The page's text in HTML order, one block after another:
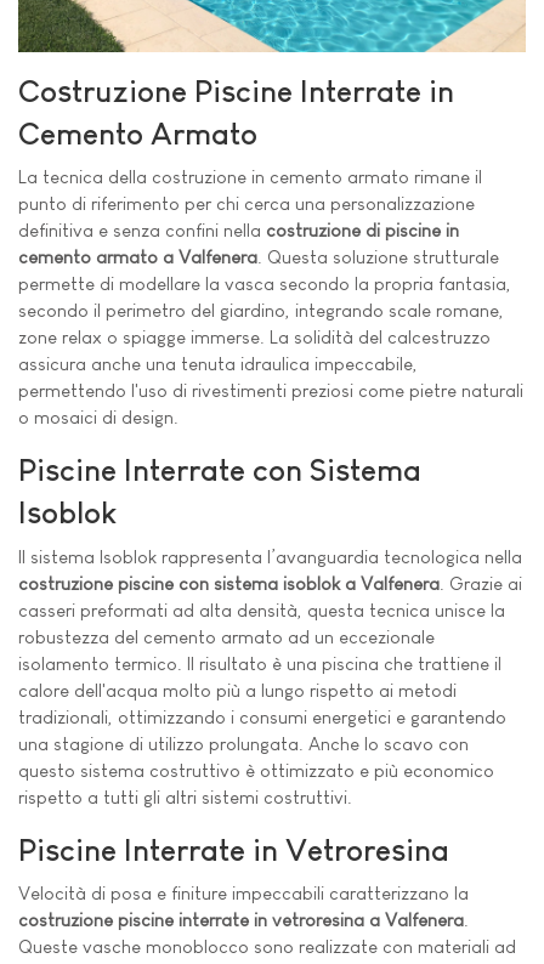
Costruzione Piscine Interrate in
Cemento Armato
La tecnica della costruzione in cemento armato rimane il
punto di riferimento per chi cerca una personalizzazione
definitiva e senza confini nella costruzione di piscine in
cemento armato a Valfenera. Questa soluzione strutturale
permette di modellare la vasca secondo la propria fantasia,
secondo il perimetro del giardino, integrando scale romane,
zone relax o spiagge immerse. La solidità del calcestruzzo
assicura anche una tenuta idraulica impeccabile,
permettendo l'uso di rivestimenti preziosi come pietre naturali
o mosaici di design.
Piscine Interrate con Sistema
Isoblok
Il sistema Isoblok rappresenta l’avanguardia tecnologica nella
costruzione piscine con sistema isoblok a Valfenera . Grazie ai
casseri preformati ad alta densità, questa tecnica unisce la
robustezza del cemento armato ad un eccezionale
isolamento termico. Il risultato è una piscina che trattiene il
calore dell'acqua molto più a lungo rispetto ai metodi
tradizionali, ottimizzando i consumi energetici e garantendo
una stagione di utilizzo prolungata. Anche lo scavo con
questo sistema costruttivo è ottimizzato e più economico
rispetto a tutti gli altri sistemi costruttivi.
Piscine Interrate in Vetroresina
Velocità di posa e finiture impeccabili caratterizzano la
costruzione piscine interrate in vetroresina a Valfenera.
Queste vasche monoblocco sono realizzate con materiali ad